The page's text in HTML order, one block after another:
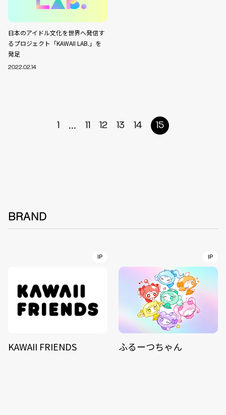
日本のアイドル文化を世界へ発信す
るプロジェクト「KAWAII LAB.」を
発足
2022.02.14
1 ... 11 12 13 14 15
BRAND
IP
KAWAII FRIENDS
IP
ふるーつちゃん